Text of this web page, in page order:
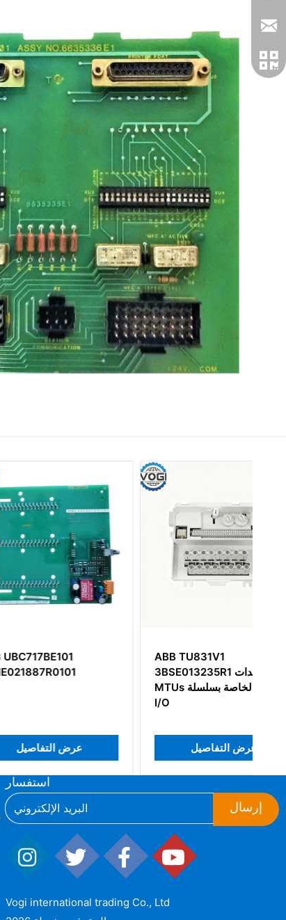
عرض
ABB TU831V1
3BSE013235R1 وحدات I/O
عرض التفاصيل
استفسار
إرسال
Vogi international trading Co., Ltd